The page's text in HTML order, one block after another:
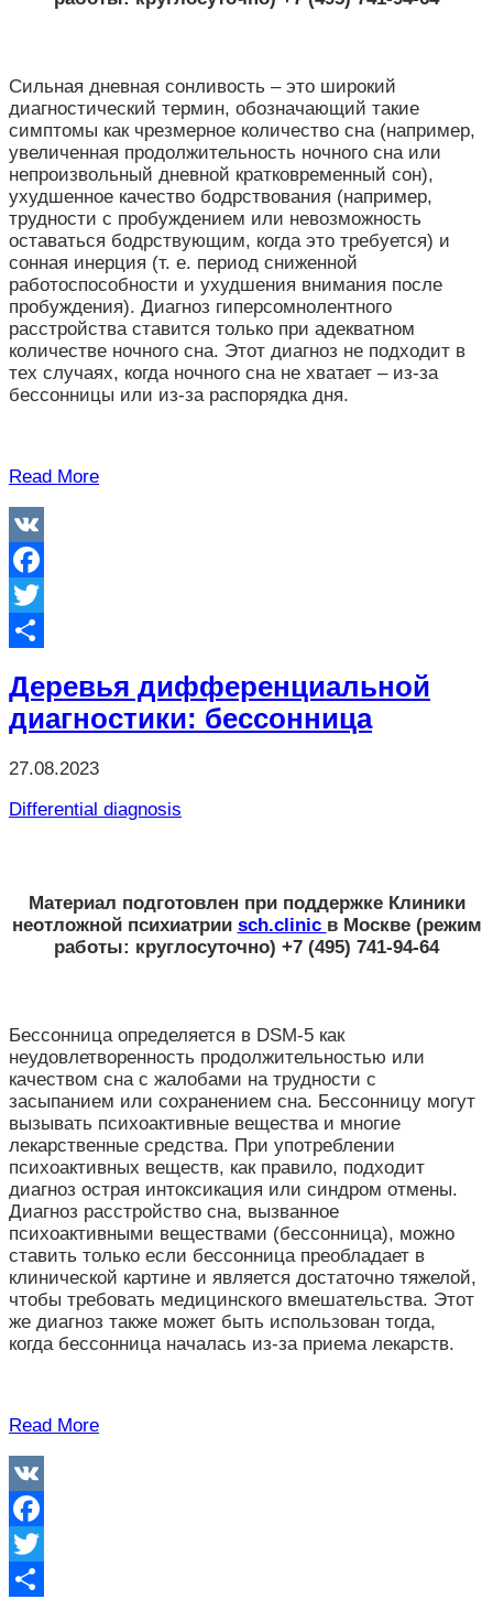
Сильная дневная сонливость – это широкий
диагностический термин, обозначающий такие
симптомы как чрезмерное количество сна (например,
увеличенная продолжительность ночного сна или
непроизвольный дневной кратковременный сон),
ухудшенное качество бодрствования (например,
трудности с пробуждением или невозможность
оставаться бодрствующим, когда это требуется) и
сонная инерция (т. е. период сниженной
работоспособности и ухудшения внимания после
пробуждения). Диагноз гиперсомнолентного
расстройства ставится только при адекватном
количестве ночного сна. Этот диагноз не подходит в
тех случаях, когда ночного сна не хватает – из-за
бессонницы или из-за распорядка дня.
Read More
VK
Facebook
Twitter
Деревья дифференциальной
диагностики: бессонница
27.08.2023
Differential diagnosis
Материал подготовлен при поддержке Клиники
неотложной психиатрии sch.clinic в Москве(режим
работы: круглосуточно) +7 (495) 741-94-64
Бессонница определяется в DSM-5 как
неудовлетворенность продолжительностью или
качеством сна с жалобами на трудности с
засыпанием или сохранением сна. Бессонницу могут
вызывать психоактивные вещества и многие
лекарственные средства. При употреблении
психоактивных веществ, как правило, подходит
диагноз острая интоксикация или синдром отмены.
Диагноз расстройство сна, вызванное
психоактивными веществами (бессонница), можно
ставить только если бессонница преобладает в
клинической картине и является достаточно тяжелой,
чтобы требовать медицинского вмешательства. Этот
же диагноз также может быть использован тогда,
когда бессонница началась из-за приема лекарств.
Read More
VK
Facebook
Twitter